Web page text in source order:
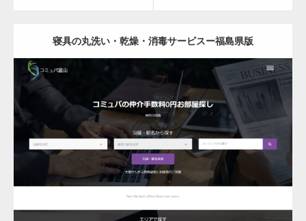
寝具の丸洗い・乾燥・消毒サービスー福島県版
更新日： 2022.12.06
寝具の丸洗い・乾燥・消毒サービス
Detail Visit
一般社団法人高齢者支援協会が生活支援.com
通常投稿
Hello world!